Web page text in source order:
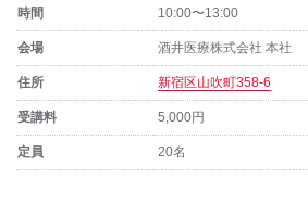
時間 10:00〜13:00
会場 酒井医療株式会社 本社
住所 新宿区山吹町358-6
受講料 5,000円
定員 20名